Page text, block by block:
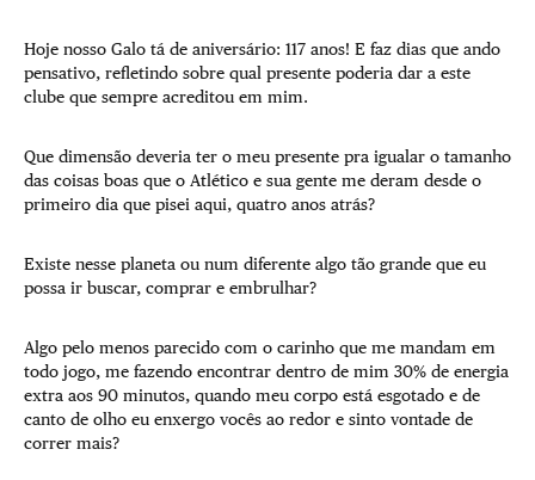
Hoje nosso Galo tá de aniversário: 117 anos! E faz dias que ando
pensativo, refletindo sobre qual presente poderia dar a este
clube que sempre acreditou em mim.
Que dimensão deveria ter o meu presente pra igualar o tamanho
das coisas boas que o Atlético e sua gente me deram desde o
primeiro dia que pisei aqui, quatro anos atrás?
Existe nesse planeta ou num diferente algo tão grande que eu
possa ir buscar, comprar e embrulhar?
Algo pelo menos parecido com o carinho que me mandam em
todo jogo, me fazendo encontrar dentro de mim 30% de energia
extra aos 90 minutos, quando meu corpo está esgotado e de
canto de olho eu enxergo vocês ao redor e sinto vontade de
correr mais?